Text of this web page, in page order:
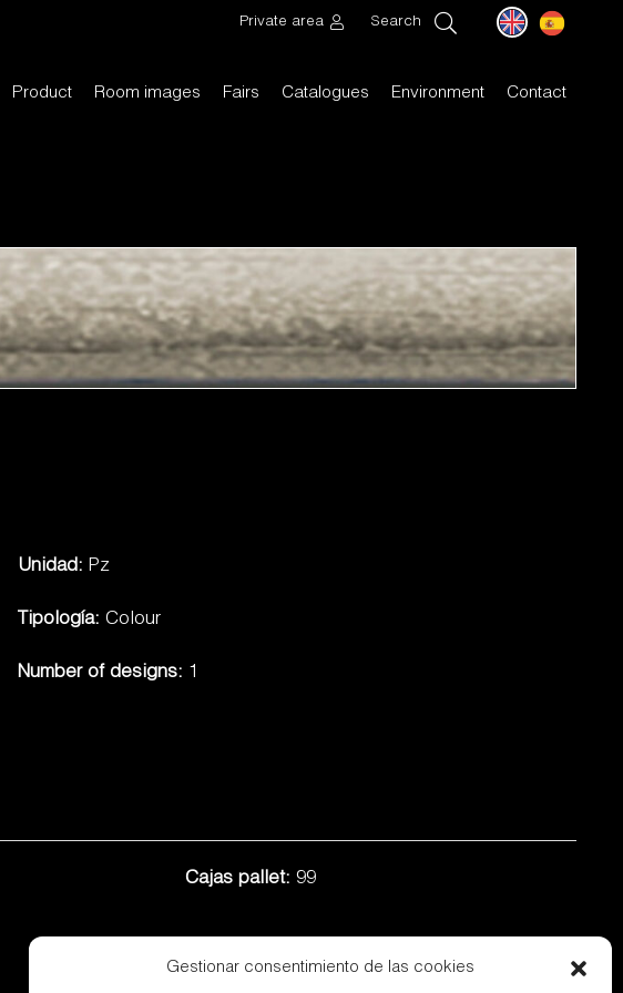
Gestionar consentimiento de las cookies
Private area Search
Product Room images Fairs Catalogues Environment Contact
Unidad: Pz
Tipología: Colour
Number of designs: 1
Cajas pallet: 99